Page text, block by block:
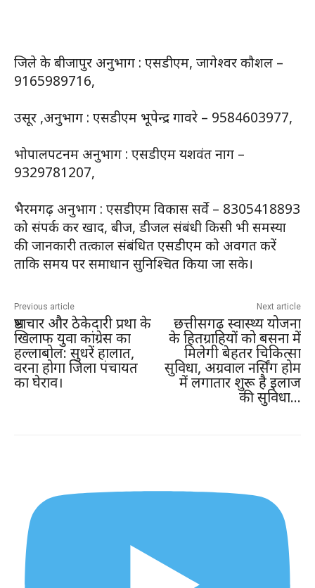
जिले के बीजापुर अनुभाग : एसडीएम, जागेश्वर कौशल –
9165989716,
उसूर ,अनुभाग : एसडीएम भूपेन्द्र गावरे – 9584603977,
भोपालपटनम अनुभाग : एसडीएम यशवंत नाग –
9329781207,
भैरमगढ़ अनुभाग : एसडीएम विकास सर्वे – 8305418893
को संपर्क कर खाद, बीज, डीजल संबंधी किसी भी समस्या
की जानकारी तत्काल संबंधित एसडीएम को अवगत करें
ताकि समय पर समाधान सुनिश्चित किया जा सके।
Previous article
भ्रष्टाचार और ठेकेदारी प्रथा के
खिलाफ युवा कांग्रेस का
हल्लाबोल: सुधरें हालात,
वरना होगा जिला पंचायत
का घेराव।
Next article
छत्तीसगढ़ स्वास्थ्य योजना
के हितग्राहियों को बसना में
मिलेगी बेहतर चिकित्सा
सुविधा, अग्रवाल नर्सिंग होम
में लगातार शुरू है इलाज
की सुविधा…